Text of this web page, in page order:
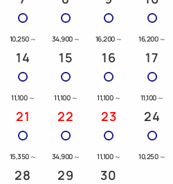
10,250 ～ 34,900 ～ 16,200 ～ 16,200 ～
14
11,100 ～
15
11,100 ～
16
11,100 ～
17
11,100 ～
21
15,350 ～
22
34,900 ～
23
11,100 ～
24
10,250 ～
28 29 30